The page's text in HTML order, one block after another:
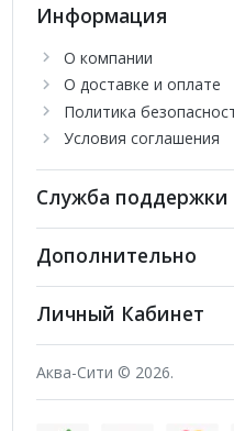
Информация
О компании
О доставке и оплате
Политика
Условия соглашения
Служба поддержки
Дополнительно
Личный Кабинет
Аква-Сити © 2026.